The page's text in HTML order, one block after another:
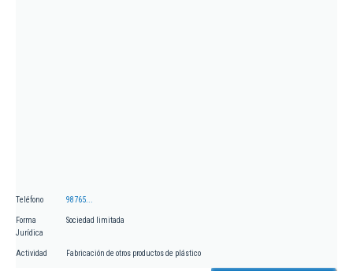
Teléfono 98765...
Forma
Jurídica
Sociedad limitada
Actividad Fabricación de otros productos de plástico